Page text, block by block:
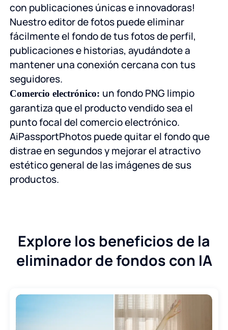
con publicaciones únicas e innovadoras!
Nuestro editor de fotos puede eliminar
fácilmente el fondo de tus fotos de perfil,
publicaciones e historias, ayudándote a
mantener una conexión cercana con tus
seguidores.
Comercio electrónico: un fondo PNG limpio
garantiza que el producto vendido sea el
punto focal del comercio electrónico.
AiPassportPhotos puede quitar el fondo que
distrae en segundos y mejorar el atractivo
estético general de las imágenes de sus
productos.
Explore los beneficios de la
eliminador de fondos con IA